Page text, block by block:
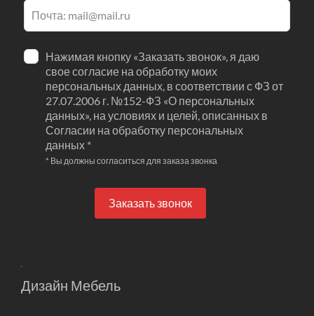
Нажимая кнопку «Заказать звонок», я даю
свое согласие на обработку моих
персональных данных, в соответствии с ФЗ от
27.07.2006 г. №152-ФЗ «О персональных
данных», на условиях и целей, описанных в
Согласии на обработку персональных
данных *
* Вы должны согласиться для заказа звонка
Заказать звонок
Дизайн Мебель